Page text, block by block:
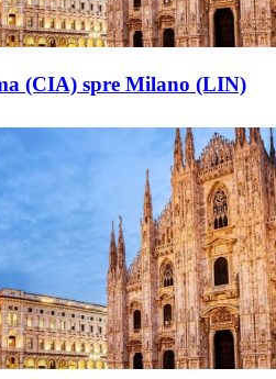
(CIA) spre Milano (LIN)